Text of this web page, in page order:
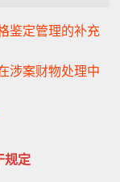
鉴定管理的补充
涉案财物处理中
规定